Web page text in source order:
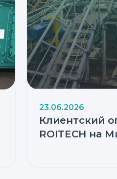
23.06.2026
Клиентский
ROITECH на